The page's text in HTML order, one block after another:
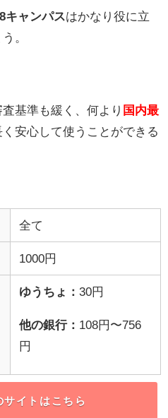
キャンパスはかなり役に立
。
基準も緩く、何より 国内最
く安心して使うことができる
全て
1000円
ゆうちょ： 30円
他の銀行： 108円〜756
円
イトはこちら